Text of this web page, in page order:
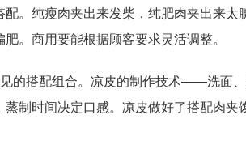
配。纯瘦肉夹出来发柴，纯肥肉夹出来
。商用要能根据顾客要求灵活调整。
见的搭配组合。凉皮的制作技术——洗面
制时间决定口感。凉皮做好了搭配肉